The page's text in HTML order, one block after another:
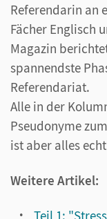
Referendarin an
Fächer Englisch
Magazin
spannendste
Referendariat.
Alle in der
Pseudonyme
ist aber alles
Weitere Artikel:
Teil 1: